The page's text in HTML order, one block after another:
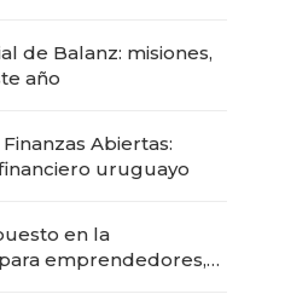
de Balanz: misiones,
año
Abiertas:
uruguayo
en la
emprendedores,